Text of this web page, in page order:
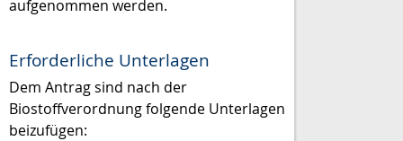
aufgenommen werden.
Erforderliche Unterlagen
Dem Antrag sind nach der
Biostoffverordnung folgende Unterlagen
beizufügen: